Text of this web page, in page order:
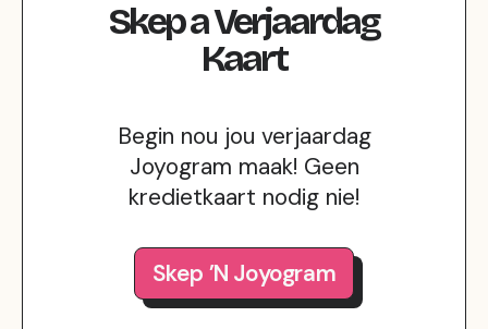
SkepaVerjaardag
Kaart
Begin nou jou verjaardag
Joyogram maak! Geen
kredietkaart nodig nie!
Skep ’n Joyogram